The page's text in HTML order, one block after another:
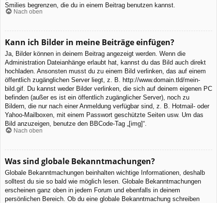
Smilies begrenzen, die du in einem Beitrag benutzen kannst.
Nach oben
Kann ich Bilder in meine Beiträge einfügen?
Ja, Bilder können in deinem Beitrag angezeigt werden. Wenn die
Administration Dateianhänge erlaubt hat, kannst du das Bild auch direkt
hochladen. Ansonsten musst du zu einem Bild verlinken, das auf einem
öffentlich zugänglichen Server liegt, z. B. http://www.domain.tld/mein-
bild.gif. Du kannst weder Bilder verlinken, die sich auf deinem eigenen PC
befinden (außer es ist ein öffentlich zugänglicher Server), noch zu
Bildern, die nur nach einer Anmeldung verfügbar sind, z. B. Hotmail- oder
Yahoo-Mailboxen, mit einem Passwort geschützte Seiten usw. Um das
Bild anzuzeigen, benutze den BBCode-Tag „[img]“.
Nach oben
Was sind globale Bekanntmachungen?
Globale Bekanntmachungen beinhalten wichtige Informationen, deshalb
solltest du sie so bald wie möglich lesen. Globale Bekanntmachungen
erscheinen ganz oben in jedem Forum und ebenfalls in deinem
persönlichen Bereich. Ob du eine globale Bekanntmachung schreiben